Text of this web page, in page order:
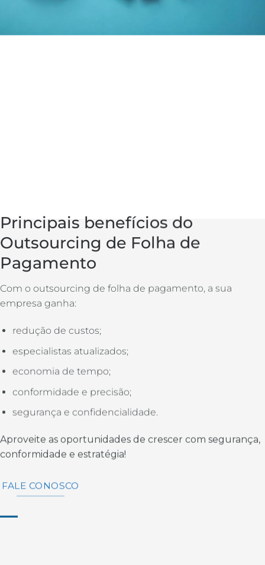
Principais benefícios do
Outsourcing de Folha de
Pagamento
Com o outsourcing de folha de pagamento, a sua
empresa ganha:
redução de custos;
especialistas atualizados;
economia de tempo;
conformidade e precisão;
segurança e confidencialidade.
Aproveite as oportunidades de crescer com segurança,
conformidade e estratégia!
FALE CONOSCO